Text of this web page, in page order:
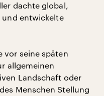
dachte global,
entwickelte
vor seine späten
allgemeinen
Landschaft oder
Menschen Stellung